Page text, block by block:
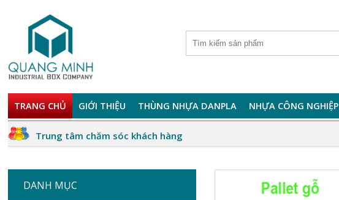
TRANG CHỦ GIỚI THIỆU THÙNG NHỰA DANPLA NHỰA CÔNG NGHIỆP
Trung tâm chăm sóc khách hàng
DANH MỤC